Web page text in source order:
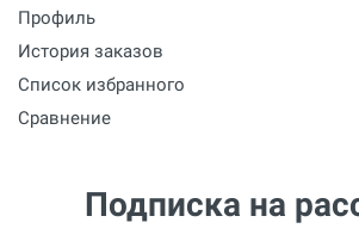
Профиль
История заказов
Список избранного
Сравнение
Подписка на